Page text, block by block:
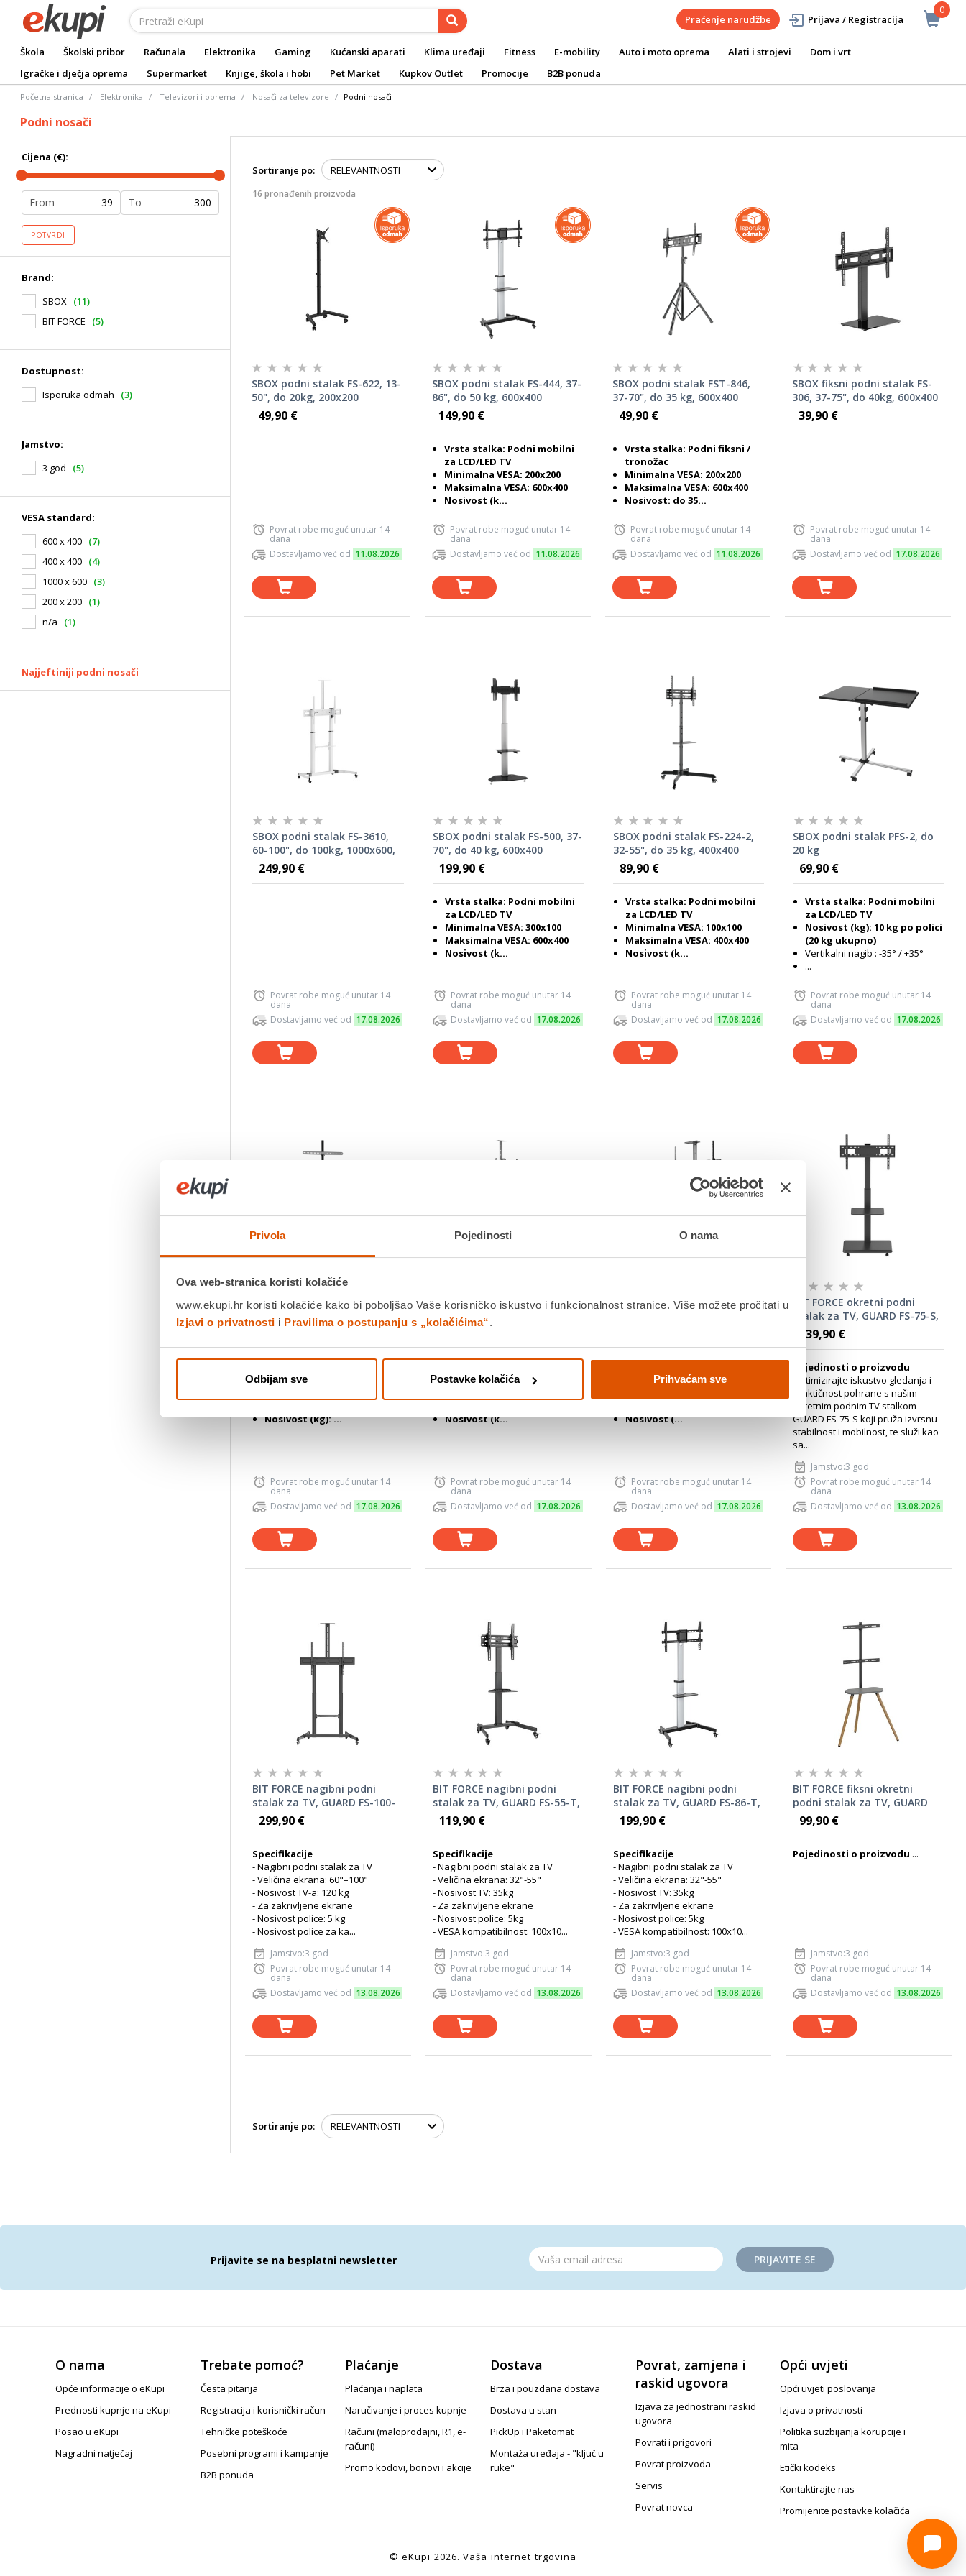
Privola Pojedinosti O nama
Ova web-stranica koristi kolačiće
www.ekupi.hr koristi kolačiće kako bi poboljšao Vaše korisničko iskustvo i funkcionalnost stranice. Više možete pročitati u
Izjavi o privatnosti i Pravilima o postupanju s „kolačićima“.
Odbijam sve Postavke kolačića Prihvaćam sve
0
Praćenje narudžbe Prijava / Registracija
Škola Školski pribor Računala Elektronika Gaming Kućanski aparati Klima uređaji Fitness E-mobility Auto i moto oprema Alati i strojevi
Dom i vrt
Igračke i dječja oprema
Supermarket Knjige, škola i hobi Pet Market Kupkov Outlet Promocije B2B ponuda
Početna stranica Elektronika Televizori i oprema Nosači za televizore Podni nosači
Podni nosači
Cijena (€):
From To
POTVRDI
Brand:
SBOX (11)
BIT FORCE
(5)
Dostupnost:
Isporuka odmah
(3)
Jamstvo:
3 god
(5)
VESA standard:
600 x 400 (7)
400 x 400 (4)
1000 x 600 (3)
200 x 200 (1)
n/a
(1)
Najjeftiniji podni nosači
Sortiranje po:
16 pronađenih proizvoda
SBOX podni stalak FS-622, 13-
50", do 20kg, 200x200
49,90 €
Povrat robe moguć unutar 14
dana
Dostavljamo već od 11.08.2026
SBOX podni stalak FS-444, 37-
86", do 50 kg, 600x400
149,90 €
Vrsta stalka: Podni mobilni
za LCD/LED TV
Minimalna VESA: 200x200
Maksimalna VESA: 600x400
Nosivost (k...
Povrat robe moguć unutar 14
dana
Dostavljamo već od 11.08.2026
SBOX podni stalak FST-846,
37-70", do 35 kg, 600x400
49,90 €
Vrsta stalka: Podni fiksni /
tronožac
Minimalna VESA: 200x200
Maksimalna VESA: 600x400
Nosivost: do 35...
Povrat robe moguć unutar 14
dana
Dostavljamo već od 11.08.2026
SBOX fiksni podni stalak FS-
306, 37-75", do 40kg, 600x400
39,90 €
Povrat robe moguć unutar 14
dana
Dostavljamo već od 17.08.2026
SBOX podni stalak FS-3610,
60-100", do 100kg, 1000x600,
bijeli
249,90 €
Povrat robe moguć unutar 14
dana
Dostavljamo već od 17.08.2026
SBOX podni stalak FS-500, 37-
70", do 40 kg, 600x400
199,90 €
Vrsta stalka: Podni mobilni
za LCD/LED TV
Minimalna VESA: 300x100
Maksimalna VESA: 600x400
Nosivost (k...
Povrat robe moguć unutar 14
dana
Dostavljamo već od 17.08.2026
SBOX podni stalak FS-224-2,
32-55", do 35 kg, 400x400
89,90 €
Vrsta stalka: Podni mobilni
za LCD/LED TV
Minimalna VESA: 100x100
Maksimalna VESA: 400x400
Nosivost (k...
Povrat robe moguć unutar 14
dana
Dostavljamo već od 17.08.2026
SBOX podni stalak PFS-2, do
20 kg
69,90 €
Vrsta stalka: Podni mobilni
za LCD/LED TV
Nosivost (kg): 10 kg po polici
(20 kg ukupno)
Vertikalni nagib : -35° / +35°
...
Povrat robe moguć unutar 14
dana
Dostavljamo već od 17.08.2026
SBOX podni stalak FS-1246F,
45-65", do 32 kg, 600x400
tronožac
Nosivost (kg): ...
Povrat robe moguć unutar 14
dana
Dostavljamo već od 17.08.2026
SBOX podni stalak FS-446-2,
37-70", do 70 kg, 600x400
za LCD/LED TV
Nosivost (k...
Povrat robe moguć unutar 14
dana
Dostavljamo već od 17.08.2026
SBOX podni stalak FS-3610,
60-100", do 100 kg, 1000x600
za LCD/LED TV
Nosivost (...
Povrat robe moguć unutar 14
dana
Dostavljamo već od 17.08.2026
BIT FORCE okretni podni
stalak za TV, GUARD FS-75-S,
37-75"
139,90 €
Pojedinosti o proizvodu
Optimizirajte iskustvo gledanja i
praktičnost pohrane s našim
okretnim podnim TV stalkom
GUARD FS-75-S koji pruža izvrsnu
stabilnost i mobilnost, te služi kao
sa...
Jamstvo:3 god
Povrat robe moguć unutar 14
dana
Dostavljamo već od 13.08.2026
BIT FORCE nagibni podni
stalak za TV, GUARD FS-100-
T, 60-100"
299,90 €
Specifikacije
- Nagibni podni stalak za TV
- Veličina ekrana: 60"–100"
- Nosivost TV-a: 120 kg
- Za zakrivljene ekrane
- Nosivost police: 5 kg
- Nosivost police za ka...
Jamstvo:3 god
Povrat robe moguć unutar 14
dana
Dostavljamo već od 13.08.2026
BIT FORCE nagibni podni
stalak za TV, GUARD FS-55-T,
32-55"
119,90 €
Specifikacije
- Nagibni podni stalak za TV
- Veličina ekrana: 32"-55"
- Nosivost TV: 35kg
- Za zakrivljene ekrane
- Nosivost police: 5kg
- VESA kompatibilnost: 100x10...
Jamstvo:3 god
Povrat robe moguć unutar 14
dana
Dostavljamo već od 13.08.2026
BIT FORCE nagibni podni
stalak za TV, GUARD FS-86-T,
32-55"
199,90 €
Specifikacije
- Nagibni podni stalak za TV
- Veličina ekrana: 32"-55"
- Nosivost TV: 35kg
- Za zakrivljene ekrane
- Nosivost police: 5kg
- VESA kompatibilnost: 100x10...
Jamstvo:3 god
Povrat robe moguć unutar 14
dana
Dostavljamo već od 13.08.2026
BIT FORCE fiksni okretni
podni stalak za TV, GUARD
FS-65-F, 43-65"
99,90 €
Pojedinosti o proizvodu ...
Jamstvo:3 god
Povrat robe moguć unutar 14
dana
Dostavljamo već od 13.08.2026
Sortiranje po:
Prijavite se na besplatni newsletter PRIJAVITE SE
O nama
Opće informacije o eKupi
Prednosti kupnje na eKupi
Posao u eKupi
Nagradni natječaj
Trebate pomoć?
Česta pitanja
Registracija i korisnički račun
Tehničke poteškoće
Posebni programi i kampanje
B2B ponuda
Plaćanje
Plaćanja i naplata
Naručivanje i proces kupnje
Računi (maloprodajni, R1, e-
računi)
Promo kodovi, bonovi i akcije
Dostava
Brza i pouzdana dostava
Dostava u stan
PickUp i Paketomat
Montaža uređaja - "ključ u
ruke"
Povrat, zamjena i
raskid ugovora
Izjava za jednostrani raskid
ugovora
Povrati i prigovori
Povrat proizvoda
Servis
Povrat novca
Opći uvjeti
Opći uvjeti poslovanja
Izjava o privatnosti
Politika suzbijanja korupcije i
mita
Etički kodeks
Kontaktirajte nas
Promijenite postavke kolačića
© eKupi 2026. Vaša internet trgovina